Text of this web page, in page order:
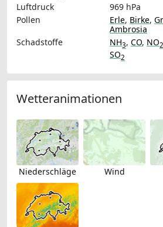
Luftdruck
969 hPa
Pollen
Erle, Birke,
Ambrosia
Schadstoffe
NH3, CO, NO2
SO2
Wetteranimationen
Niederschläge Wind